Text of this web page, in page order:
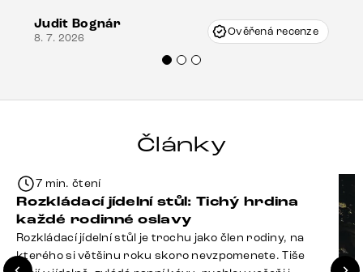
Vincze mi velmi korektně vyšli vstříc.
Doporučuji produkty Delife všem.“
Judit Bognár
8. 7. 2026 Ověřená recenze
Články
7 min. čtení
Rozkládací jídelní stůl: Tichý hrdina
každé rodinné oslavy
Rozkládací jídelní stůl je trochu jako člen rodiny, na
kterého si většinu roku skoro nevzpomenete. Tiše